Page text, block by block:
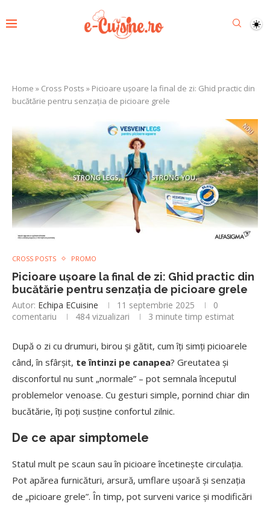
Home » Cross Posts » Picioare ușoare la final de zi: Ghid practic din
bucătărie pentru senzația de picioare grele
CROSS POSTS PROMO
Picioare ușoare la final de zi: Ghid practic din
bucătărie pentru senzația de picioare grele
Autor: Echipa ECuisine 11 septembrie 2025
0
comentariu
484 vizualizari 3 minute timp estimat
După o zi cu drumuri, birou și gătit, cum îți simți picioarele
când, în sfârșit, te întinzi pe canapea? Greutatea și
disconfortul nu sunt „normale” – pot semnala începutul
problemelor venoase. Cu gesturi simple, pornind chiar din
bucătărie, îți poți susține confortul zilnic.
De ce apar simptomele
Statul mult pe scaun sau în picioare încetinește circulația.
Pot apărea furnicături, arsură, umflare ușoară și senzația
de „picioare grele”. În timp, pot surveni varice și modificări